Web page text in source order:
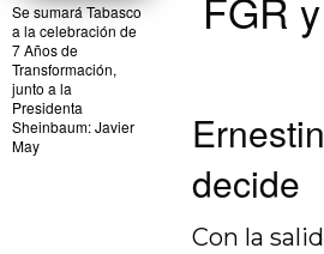
Se sumará Tabasco
a la celebración de
7 Años de
Transformación,
junto a la
Presidenta
Sheinbaum: Javier
May
decide
Con la